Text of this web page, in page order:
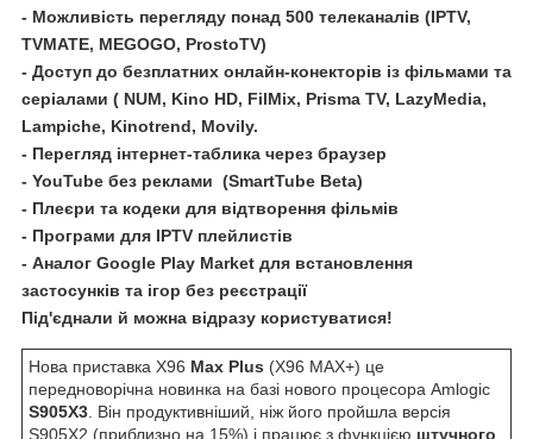
- Можливість перегляду понад 500 телеканалів (IPTV,
TVMATE, MEGOGO, ProstoTV)
- Доступ до безплатних онлайн-конекторів із фільмами та
серіалами ( NUM, Kino HD, FilMix, Prisma TV, LazyMedia,
Lampiche, Kinotrend, Movily.
- Перегляд інтернет-таблика через браузер
- YouTube без реклами (SmartTube Beta)
- Плеєри та кодеки для відтворення фільмів
- Програми для IPTV плейлистів
- Аналог Google Play Market для встановлення
застосунків та ігор без реєстрації
Під'єднали й можна відразу користуватися!
Нова приставка X96 Max Plus (X96 MAX+) це
передноворічна новинка на базі нового процесора Amlogic
S905X3. Він продуктивніший, ніж його пройшла версія
S905X2 (приблизно на 15%) і працює з функцією штучного